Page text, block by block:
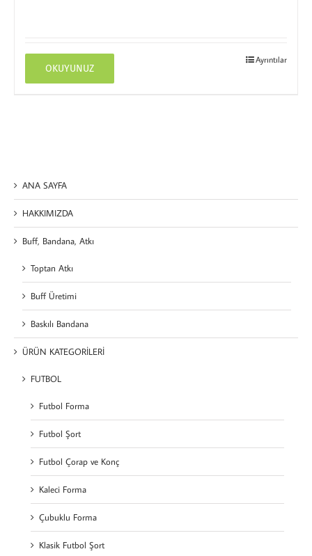
OKUYUNUZ
Ayrıntılar
ANA SAYFA
HAKKIMIZDA
Buff, Bandana, Atkı
Toptan Atkı
Buff Üretimi
Baskılı Bandana
ÜRÜN KATEGORİLERİ
FUTBOL
Futbol Forma
Futbol Şort
Futbol Çorap ve Konç
Kaleci Forma
Çubuklu Forma
Klasik Futbol Şort